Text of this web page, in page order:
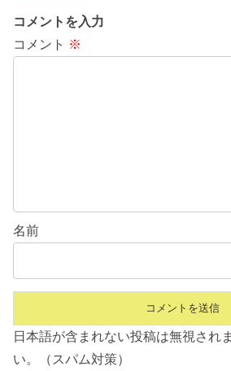
コメントを入力
コメント ※
名前
日本語が含まれない投稿は無視され
い。（スパム対策）